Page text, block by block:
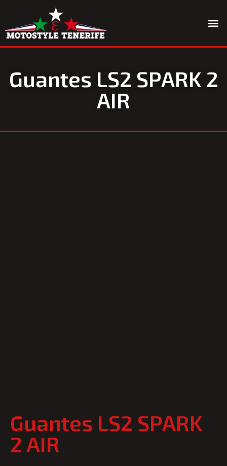
Guantes LS2 SPARK 2
AIR
Guantes LS2 SPARK
2 AIR